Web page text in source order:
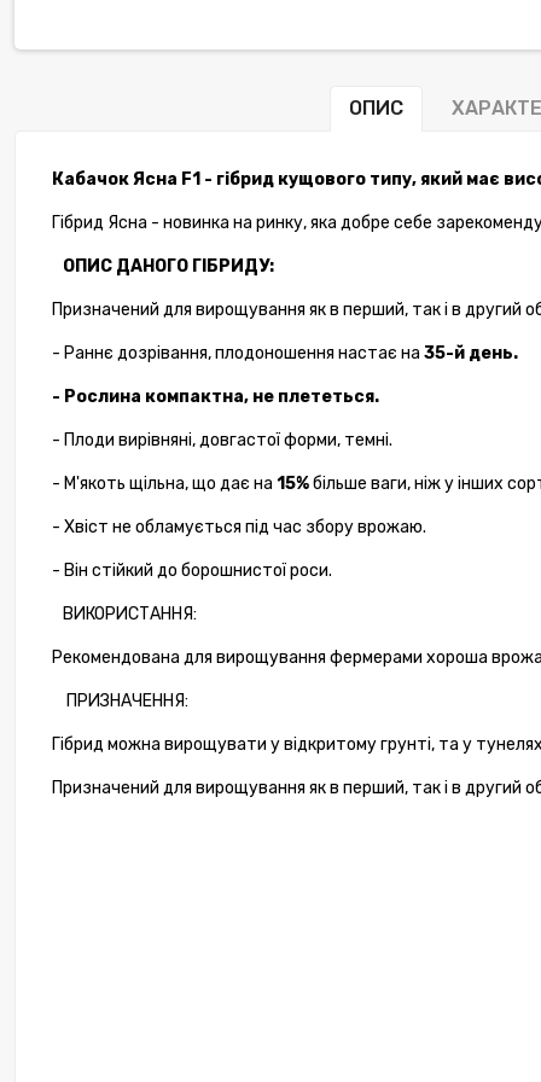
ОПИС
Кабачок Ясна F1 - гібрид кущового типу, який має
Гібрид Ясна - новинка на ринку, яка добре себе
ОПИС ДАНОГО ГІБРИДУ:
Призначений для вирощування як в перший, так і в другий
- Раннє дозрівання, плодоношення настає на 35-й день.
- Рослина компактна, не плететься.
- Плоди вирівняні, довгастої форми, темні.
- М'якоть щільна, що дає на 15%більше ваги, ніж у інших
- Хвіст не обламується під час збору врожаю.
- Він стійкий до борошнистої роси.
ВИКОРИСТАННЯ:
Рекомендована для вирощування фермерами хороша
ПРИЗНАЧЕННЯ:
Гібрид можна вирощувати у відкритому грунті, та у
Призначений для вирощування як в перший, так і в другий
1